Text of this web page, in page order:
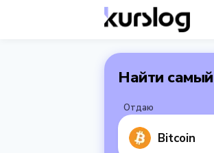
Найти
Отдаю
Bitcoin